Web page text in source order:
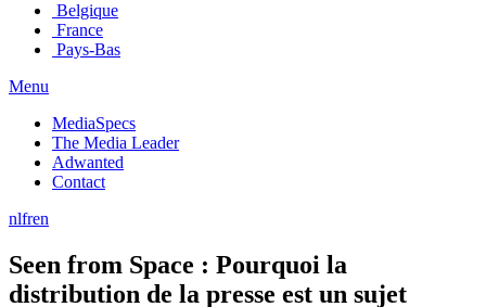
Belgique
France
Pays-Bas
Menu
MediaSpecs
The Media Leader
Adwanted
Contact
nlfren
Seen from Space : Pourquoi la
distribution de la presse est un sujet